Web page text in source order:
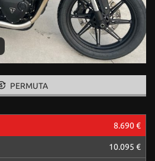
PERMUTA
8.690 €
10.095 €